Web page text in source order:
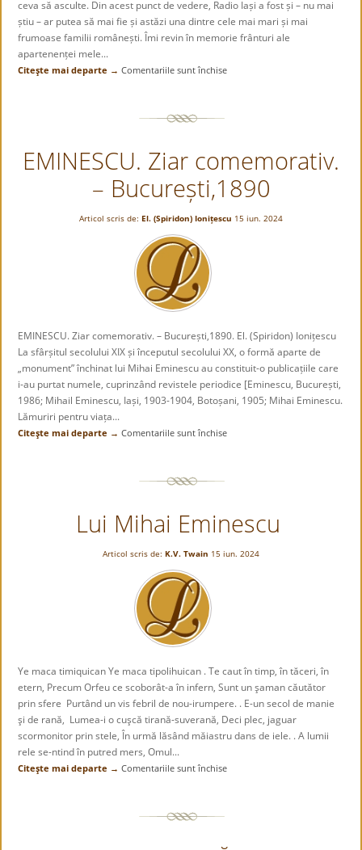
ceva să asculte. Din acest punct de vedere, Radio Iași a fost și – nu mai
știu – ar putea să mai fie și astăzi una dintre cele mai mari și mai
frumoase familii românești. Îmi revin în memorie frânturi ale
apartenenței mele...
Citeşte mai departe → Comentariile sunt închise
EMINESCU. Ziar comemorativ.
– București,1890
Articol scris de: El. (Spiridon) Ionițescu 15 iun. 2024
EMINESCU. Ziar comemorativ. – București,1890. El. (Spiridon) Ionițescu
La sfârșitul secolului XIX și începutul secolului XX, o formă aparte de
„monument” închinat lui Mihai Eminescu au constituit-o publicațiile care
i-au purtat numele, cuprinzând revistele periodice [Eminescu, București,
1986; Mihail Eminescu, Iași, 1903-1904, Botoșani, 1905; Mihai Eminescu.
Lămuriri pentru viața...
Citeşte mai departe → Comentariile sunt închise
Lui Mihai Eminescu
Articol scris de: K.V. Twain 15 iun. 2024
Ye maca timiquican Ye maca tipolihuican . Te caut în timp, în tăceri, în
etern, Precum Orfeu ce scoborât-a în infern, Sunt un şaman căutător
prin sfere Purtând un vis febril de nou-irumpere. . E-un secol de manie
şi de rană, Lumea-i o cuşcă tirană-suverană, Deci plec, jaguar
scormonitor prin stele, În urmă lăsând măiastru dans de iele. . A lumii
rele se-ntind în putred mers, Omul...
Citeşte mai departe → Comentariile sunt închise